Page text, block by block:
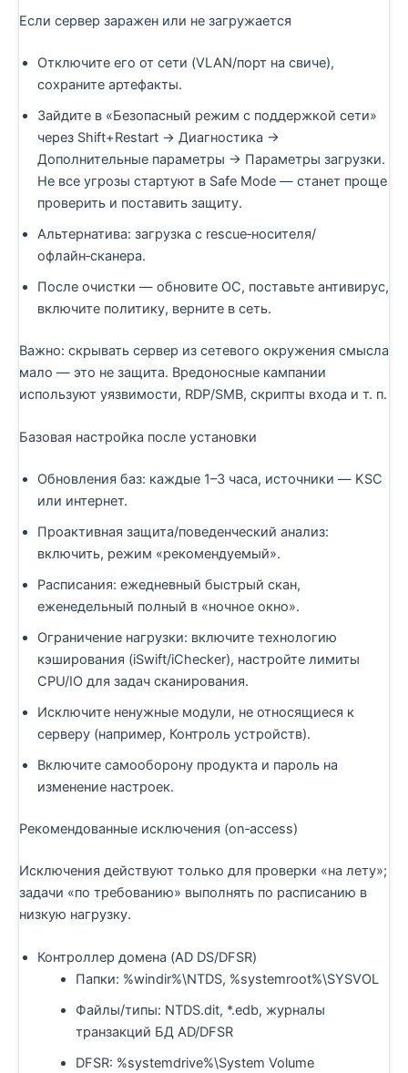
Если сервер заражен или не загружается
Отключите его от сети (VLAN/порт на свиче),
сохраните артефакты.
Зайдите в «Безопасный режим с поддержкой сети»
через Shift+Restart → Диагностика →
Дополнительные параметры → Параметры загрузки.
Не все угрозы стартуют в Safe Mode — станет проще
проверить и поставить защиту.
Альтернатива: загрузка с rescue‑носителя/
офлайн‑сканера.
После очистки — обновите ОС, поставьте антивирус,
включите политику, верните в сеть.
Важно: скрывать сервер из сетевого окружения смысла
мало — это не защита. Вредоносные кампании
используют уязвимости, RDP/SMB, скрипты входа и т. п.
Базовая настройка после установки
Обновления баз: каждые 1–3 часа, источники — KSC
или интернет.
Проактивная защита/поведенческий анализ:
включить, режим «рекомендуемый».
Расписания: ежедневный быстрый скан,
еженедельный полный в «ночное окно».
Ограничение нагрузки: включите технологию
кэширования (iSwift/iChecker), настройте лимиты
CPU/IO для задач сканирования.
Исключите ненужные модули, не относящиеся к
серверу (например, Контроль устройств).
Включите самооборону продукта и пароль на
изменение настроек.
Рекомендованные исключения (on‑access)
Исключения действуют только для проверки «на лету»;
задачи «по требованию» выполнять по расписанию в
низкую нагрузку.
Контроллер домена (AD DS/DFSR)
Папки: %windir%\NTDS, %systemroot%\SYSVOL
Файлы/типы: NTDS.dit, *.edb, журналы
транзакций БД AD/DFSR
DFSR: %systemdrive%\System Volume